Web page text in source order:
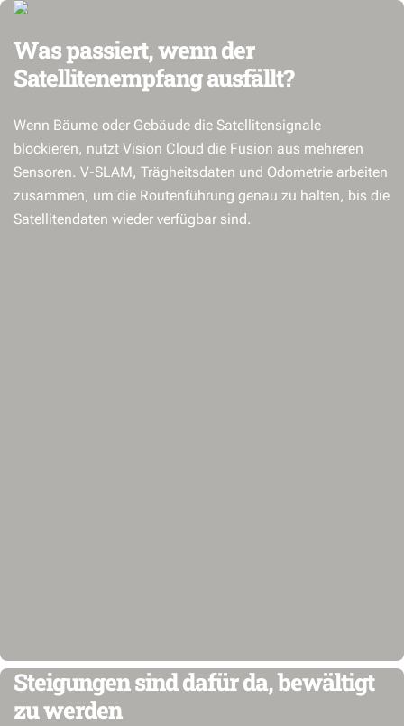
Was passiert, wenn der
Satellitenempfang ausfällt?
Wenn Bäume oder Gebäude die Satellitensignale
blockieren, nutzt Vision Cloud die Fusion aus mehreren
Sensoren. V-SLAM, Trägheitsdaten und Odometrie arbeiten
zusammen, um die Routenführung genau zu halten, bis die
Satellitendaten wieder verfügbar sind.
Steigungen sind dafür da, bewältigt
zu werden